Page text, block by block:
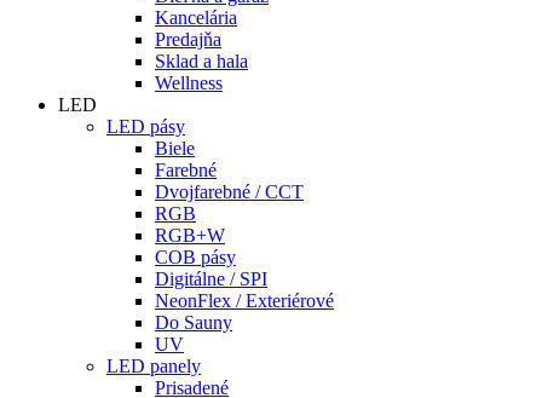
Kancelária
Predajňa
Sklad a hala
Wellness
LED
LED pásy
Biele
Farebné
Dvojfarebné / CCT
RGB
RGB+W
COB pásy
Digitálne / SPI
NeonFlex / Exteriérové
Do Sauny
UV
LED panely
Prisadené